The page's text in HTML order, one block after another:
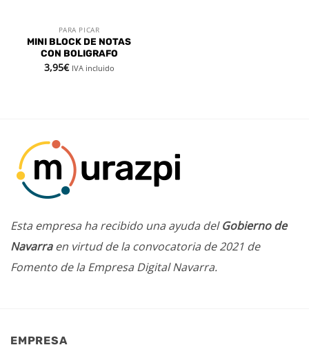
PARA PICAR
MINI BLOCK DE NOTAS
CON BOLIGRAFO
3,95€ IVA incluido
Esta empresa ha recibido una ayuda delGobierno de
Navarraen virtud de la convocatoria de 2021 de
Fomento de la Empresa Digital Navarra.
EMPRESA